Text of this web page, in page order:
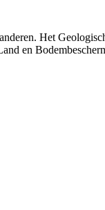
Het
en